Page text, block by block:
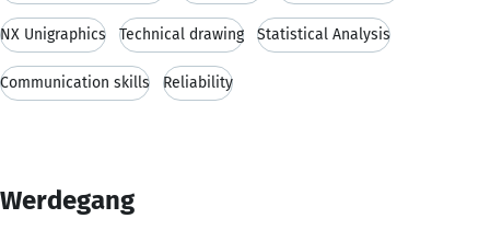
NX Unigraphics Technical drawing Statistical Analysis
Communication skills Reliability
Werdegang